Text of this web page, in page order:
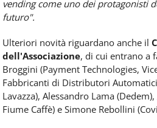
vending come uno dei protagonisti
futuro".
Ulteriori novità riguardano anche il
dell'Associazione, di cui entrano a
Broggini (Payment Technologies,
Fabbricanti di Distributori
Lavazza), Alessandro Lama
Fiume Caffè) e Simone Rebollini